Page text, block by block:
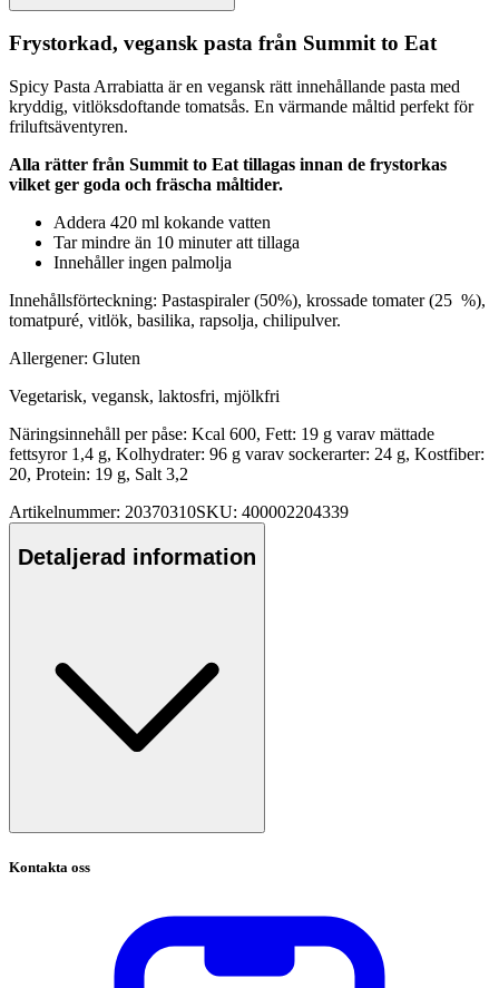
Frystorkad, vegansk pasta från Summit to Eat
Spicy Pasta Arrabiatta är en vegansk rätt innehållande pasta med
kryddig, vitlöksdoftande tomatsås. En värmande måltid perfekt för
friluftsäventyren.
Alla rätter från Summit to Eat tillagas innan de frystorkas
vilket ger goda och fräscha måltider.
Addera 420 ml kokande vatten
Tar mindre än 10 minuter att tillaga
Innehåller ingen palmolja
Innehållsförteckning: Pastaspiraler (50%), krossade tomater (25 %),
tomatpuré, vitlök, basilika, rapsolja, chilipulver.
Allergener: Gluten
Vegetarisk, vegansk, laktosfri, mjölkfri
Näringsinnehåll per påse: Kcal 600, Fett: 19 g varav mättade
fettsyror 1,4 g, Kolhydrater: 96 g varav sockerarter: 24 g, Kostfiber:
20, Protein: 19 g, Salt 3,2
Artikelnummer: 20370310SKU: 400002204339
Detaljerad information
Kontakta oss